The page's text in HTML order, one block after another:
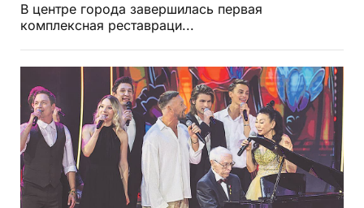
В центре города завершилась первая
комплексная реставраци...